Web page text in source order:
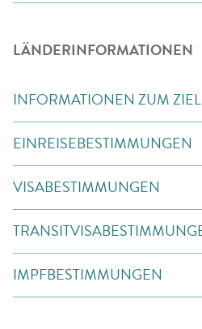
LÄNDERINFORMATIONEN
INFORMATIONEN ZUM
EINREISEBESTIMMUNGEN
VISABESTIMMUNGEN
IMPFBESTIMMUNGEN